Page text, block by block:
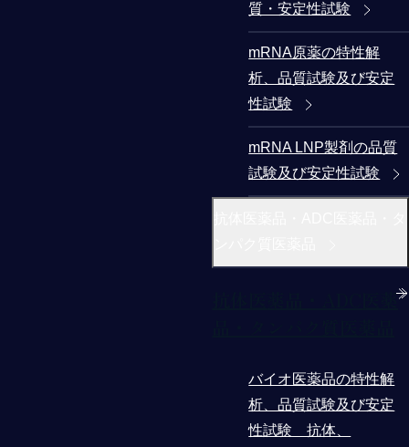
質・安定性試験
mRNA原薬の特性解
析、品質試験及び安定
性試験
mRNA LNP製剤の品質
試験及び安定性試験
抗体医薬品・ADC医薬
バイオ医薬品の特性解
析、品質試験及び安定
性試験 抗体、